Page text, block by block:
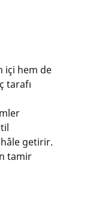
içi hem de
tarafı
getirir.
tamir